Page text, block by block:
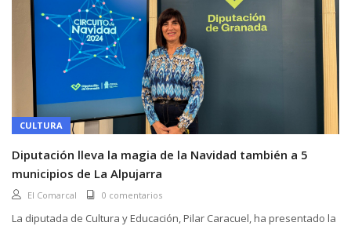
CULTURA
Diputación lleva la magia de la Navidad también a 5
municipios de La Alpujarra
El Comarcal 0 comentarios
La diputada de Cultura y Educación, Pilar Caracuel, ha presentado la